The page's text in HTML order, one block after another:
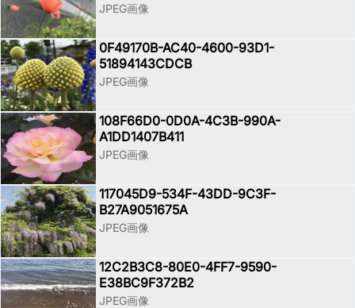
JPEG画像
0F49170B-AC40-4600-93D1-
51894143CDCB
JPEG画像
108F66D0-0D0A-4C3B-990A-
A1DD1407B411
JPEG画像
117045D9-534F-43DD-9C3F-
B27A9051675A
JPEG画像
12C2B3C8-80E0-4FF7-9590-
E38BC9F372B2
JPEG画像